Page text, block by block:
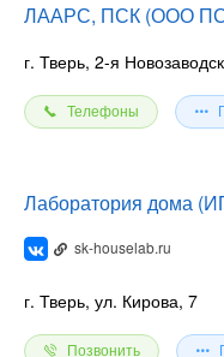
ЛААРС, ПСК (ООО
г. Тверь, 2-я
Телефоны
Лаборатория дома
sk-houselab.ru
г. Тверь, ул. Кирова, 7
Позвонить